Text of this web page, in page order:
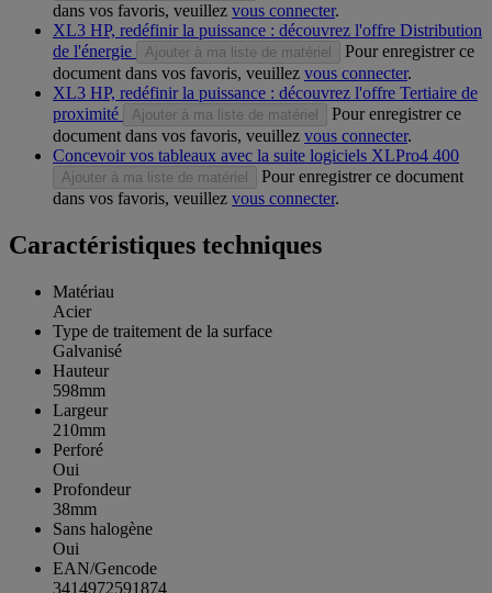
dans vos favoris, veuillez vous connecter.
XL3 HP, redéfinir la puissance : découvrez l'offre Distribution
de l'énergie
Ajouter à ma liste de matériel
Pour enregistrer ce
document dans vos favoris, veuillez vous connecter.
XL3 HP, redéfinir la puissance : découvrez l'offre Tertiaire de
proximité
Ajouter à ma liste de matériel
Pour enregistrer ce
document dans vos favoris, veuillez vous connecter.
Concevoir vos tableaux avec la suite logiciels XLPro4 400
Ajouter à ma liste de matériel
Pour enregistrer ce document
dans vos favoris, veuillez vous connecter.
Caractéristiques techniques
Matériau
Acier
Type de traitement de la surface
Galvanisé
Hauteur
598mm
Largeur
210mm
Perforé
Oui
Profondeur
38mm
Sans halogène
Oui
EAN/Gencode
3414972591874